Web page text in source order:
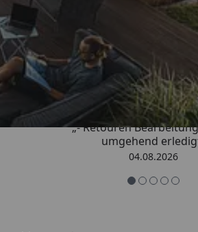
Trusted Shops
4,81/ 5
„- Retouren
umgehend
04.08.2026